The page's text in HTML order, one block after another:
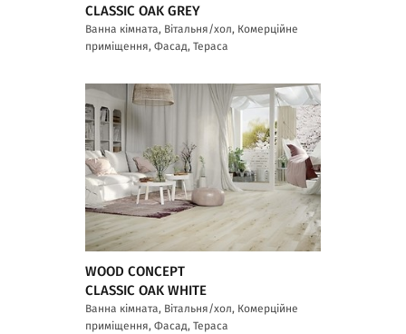
CLASSIC OAK GREY
Ванна кімната, Вітальня/хол, Комерційне
приміщення, Фасад, Тераса
WOOD CONCEPT
CLASSIC OAK WHITE
Ванна кімната, Вітальня/хол, Комерційне
приміщення, Фасад, Тераса